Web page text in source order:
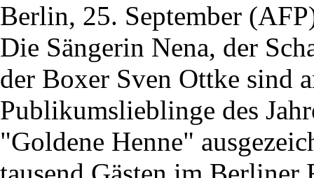
Berlin, 25. September
Die Sängerin Nena, der
der Boxer Sven Ottke sind
Publikumslieblinge des
"Goldene Henne"